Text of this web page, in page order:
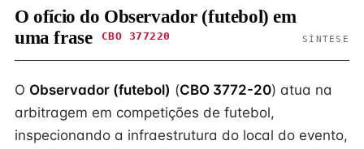
O ofício do Observador (futebol) em
uma frase
CBO 377220 SÍNTESE
O Observador (futebol) (CBO 3772-20) atua na
arbitragem em competições de futebol,
inspecionando a infraestrutura do local do evento,